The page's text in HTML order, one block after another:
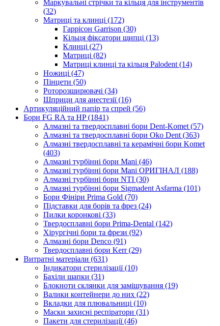
Маркувальні стрічки та кільця для інструментів
(32)
Матриці та клинці (172)
Гаррісон Garrison (30)
Кільця фіксатори щипці (13)
Клинці (27)
Матриці (82)
Матриці клинці та кільця Palodent (14)
Ножиці (47)
Пінцети (50)
Роторозширювачі (34)
Шприци для анестезії (16)
Артикуляційний папір та спрей (56)
Бори FG RA та HP (1841)
Алмазні та твердосплавні бори Dent-Komet (57)
Алмазні та твердосплавні бори Oko Dent (363)
Алмазні твердосплавні та керамічні бори Komet
(403)
Алмазні турбінні бори Mani (46)
Алмазні турбінні бори Mani ОРИГІНАЛ (188)
Алмазні турбінні бори NTI (30)
Алмазні турбінні бори Sigmadent Asfarma (101)
Бори Фініри Prima Gold (70)
Підставки для борів та фрез (24)
Пилки коронкові (33)
Твердосплавні бори Prima-Dental (142)
Хірургічні бори та фрези (92)
Алмазні бори Denco (91)
Твердосплавні бори Kerr (29)
Витратні матеріали (631)
Індикатори стерилізації (10)
Бахіли шапки (31)
Блокноти склянки для замішування (19)
Валики контейнери до них (22)
Вкладки для плювальниці (10)
Маски захисні респіратори (31)
Пакети для стерилізації (46)